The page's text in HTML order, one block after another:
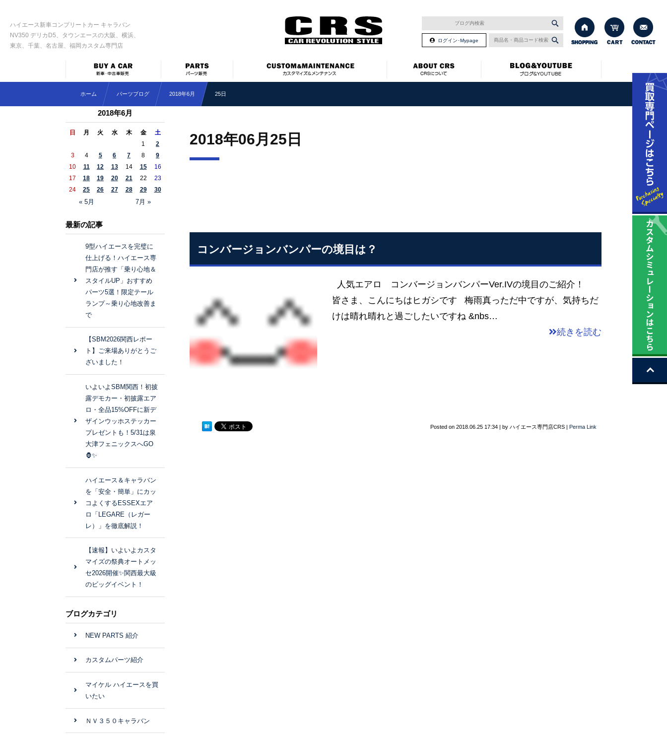
ハイエース新車コンプリートカー キャラバン
NV350 デリカD5、タウンエースの大阪、横浜、
東京、千葉、名古屋、福岡カスタム専門店
ログイン･Mypage
ホーム パーツブログ 2018年6月 25日
2018年06月25日
コンバージョンバンパーの境目は？
人気エアロ コンバージョンバンパーVer.IVの境目のご紹介！
皆さま、こんにちはヒガシです 梅雨真っただ中ですが、気持ちだ
けは晴れ晴れと過ごしたいですね &nbs…
続きを読む
Posted on 2018.06.25 17:34 | by ハイエース専門店CRS | Perma Link
2018年6月
日 月 火 水 木 金 土
« 5月 7月 »
1
2
3
4 5 6 7 8
9
10
11 12 13 14 15
16
17
18 19 20 21 22
23
24
25 26 27 28 29 30
最新の記事
9型ハイエースを完璧に
仕上げる！ハイエース専
門店が推す「乗り心地＆
スタイルUP」おすすめ
パーツ5選！限定テール
ランプ～乗り心地改善ま
で
【SBM2026関西レポー
ト】ご来場ありがとうご
ざいました！
いよいよSBM関西！初披
露デモカー・初披露エア
ロ・全品15%OFFに新デ
ザインウッホステッカー
プレゼントも！5/31は泉
大津フェニックスへGO
🦍✨
ハイエース＆キャラバン
を「安全・簡単」にカッ
コよくするESSEXエア
ロ「LEGARE（レガー
レ）」を徹底解説！
【速報】いよいよカスタ
マイズの祭典オートメッ
セ2026開催✨関西最大級
のビッグイベント！
ブログカテゴリ
NEW PARTS 紹介
カスタムパーツ紹介
マイケル ハイエースを買
いたい
ＮＶ３５０キャラバン